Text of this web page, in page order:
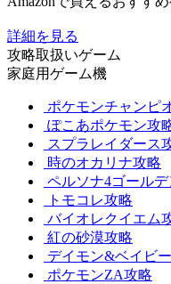
詳細を見る
攻略取扱いゲーム
家庭用ゲーム機
ポケモンチャンピ
ぽこあポケモン攻
スプラレイダース
時のオカリナ攻略
ペルソナ4ゴール
トモコレ攻略
バイオレクイエム
紅の砂漠攻略
デイモン&ベイビ
ポケモンZA攻略